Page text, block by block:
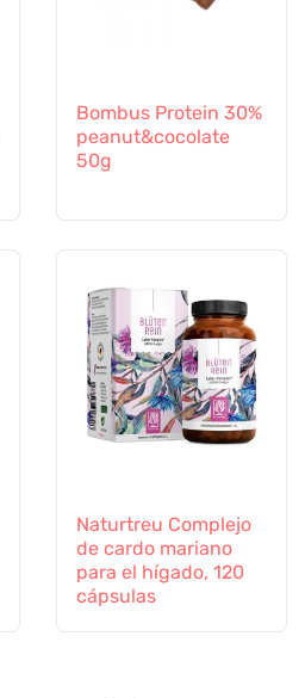
Bombus Protein 30%
peanut&cocolate
50g
Naturtreu Complejo
de cardo mariano
para el hígado, 120
cápsulas